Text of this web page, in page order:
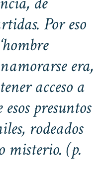
Por eso
era,
acceso a
presuntos
rodeados
misterio. (p.